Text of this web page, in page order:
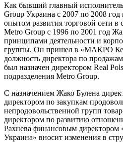
Как бывший главный
Group Украина с 2007 по 2008 год
опытом развития торговой сети в
Metro Group с 1996 по 2001 год
принципами деятельности и
группы. Он пришел в «МАКРО
должность директора по
был назначен директором Real
подразделения Metro Group.
С назначением Жако Булена
директором по закупкам
непродовольственной групп
директором по развитию
Рахнева финансовым директором
Украина» вносит изменения в